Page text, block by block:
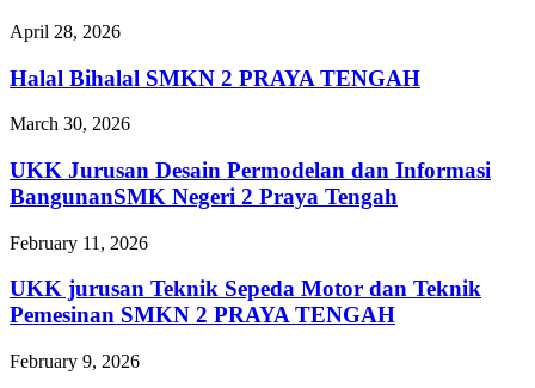
April 28, 2026
Halal Bihalal SMKN 2 PRAYA TENGAH
March 30, 2026
UKK Jurusan Desain Permodelan dan Informasi
BangunanSMK Negeri 2 Praya Tengah
February 11, 2026
UKK jurusan Teknik Sepeda Motor dan Teknik
Pemesinan SMKN 2 PRAYA TENGAH
February 9, 2026